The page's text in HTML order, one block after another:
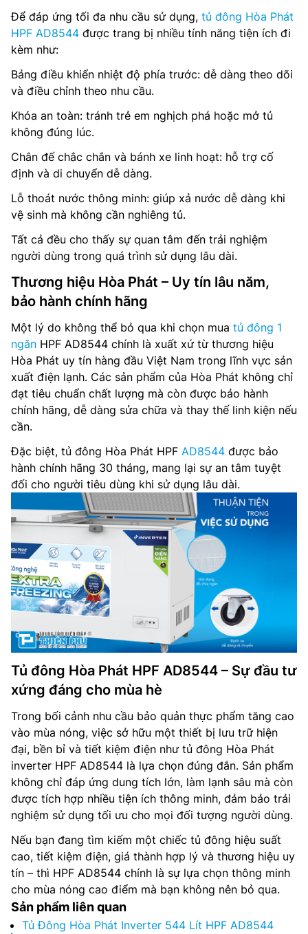
Để đáp ứng tối đa nhu cầu sử dụng, tủ đông Hòa Phát
HPF AD8544 được trang bị nhiều tính năng tiện ích đi
kèm như:
Bảng điều khiển nhiệt độ phía trước: dễ dàng theo dõi
và điều chỉnh theo nhu cầu.
Khóa an toàn: tránh trẻ em nghịch phá hoặc mở tủ
không đúng lúc.
Chân đế chắc chắn và bánh xe linh hoạt: hỗ trợ cố
định và di chuyển dễ dàng.
Lỗ thoát nước thông minh: giúp xả nước dễ dàng khi
vệ sinh mà không cần nghiêng tủ.
Tất cả đều cho thấy sự quan tâm đến trải nghiệm
người dùng trong quá trình sử dụng lâu dài.
Thương hiệu Hòa Phát – Uy tín lâu năm,
bảo hành chính hãng
Một lý do không thể bỏ qua khi chọn mua tủ đông 1
ngăn HPF AD8544 chính là xuất xứ từ thương hiệu
Hòa Phát uy tín hàng đầu Việt Nam trong lĩnh vực sản
xuất điện lạnh. Các sản phẩm của Hòa Phát không chỉ
đạt tiêu chuẩn chất lượng mà còn được bảo hành
chính hãng, dễ dàng sửa chữa và thay thế linh kiện nếu
cần.
Đặc biệt, tủ đông Hòa Phát HPF AD8544 được bảo
hành chính hãng 30 tháng, mang lại sự an tâm tuyệt
đối cho người tiêu dùng khi sử dụng lâu dài.
Tủ đông Hòa Phát HPF AD8544 – Sự đầu tư
xứng đáng cho mùa hè
Trong bối cảnh nhu cầu bảo quản thực phẩm tăng cao
vào mùa nóng, việc sở hữu một thiết bị lưu trữ hiện
đại, bền bỉ và tiết kiệm điện như tủ đông Hòa Phát
inverter HPF AD8544 là lựa chọn đúng đắn. Sản phẩm
không chỉ đáp ứng dung tích lớn, làm lạnh sâu mà còn
được tích hợp nhiều tiện ích thông minh, đảm bảo trải
nghiệm sử dụng tối ưu cho mọi đối tượng người dùng.
Nếu bạn đang tìm kiếm một chiếc tủ đông hiệu suất
cao, tiết kiệm điện, giá thành hợp lý và thương hiệu uy
tín – thì HPF AD8544 chính là sự lựa chọn thông minh
cho mùa nóng cao điểm mà bạn không nên bỏ qua.
Sản phẩm liên quan
Tủ Đông Hòa Phát Inverter 544 Lít HPF AD8544